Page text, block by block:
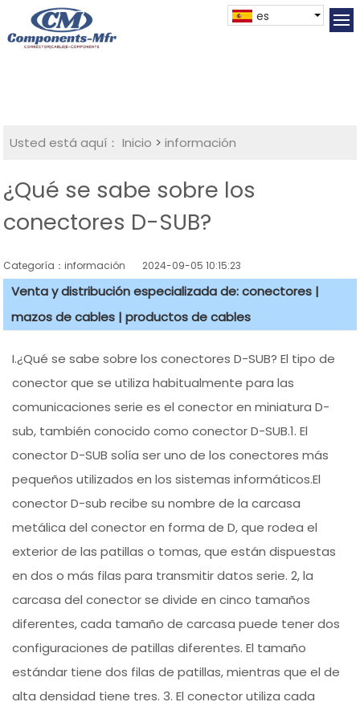
es
Usted está aquí： Inicio >información
¿Qué se sabe sobre los
conectores D-SUB?
Categoría：información 2024-09-05 10:15:23
Venta y distribución especializada de: conectores |
mazos de cables | productos de cables
I.¿Qué se sabe sobre los conectores D-SUB? El tipo de
conector que se utiliza habitualmente para las
comunicaciones serie es el conector en miniatura D-
sub, también conocido como conector D-SUB.1. El
conector D-SUB solía ser uno de los conectores más
pequeños utilizados en los sistemas informáticos.El
conector D-sub recibe su nombre de la carcasa
metálica del conector en forma de D, que rodea el
exterior de las patillas o tomas, que están dispuestas
en dos o más filas para transmitir datos serie. 2, la
carcasa del conector se divide en cinco tamaños
diferentes, cada tamaño de carcasa puede tener dos
configuraciones de patillas diferentes. El tamaño
estándar tiene dos filas de patillas, mientras que el de
alta densidad tiene tres. 3. El conector utiliza cada